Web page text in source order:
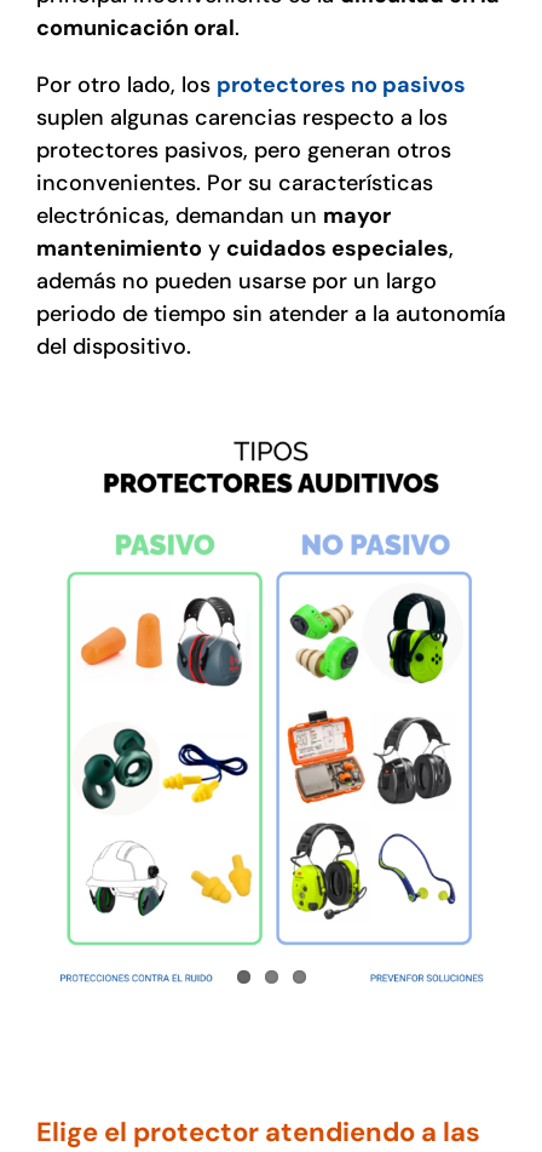
comunicación oral.
Por otro lado, los protectores no pasivos
suplen algunas carencias respecto a los
protectores pasivos, pero generan otros
inconvenientes. Por su características
electrónicas, demandan un mayor
mantenimiento y cuidados especiales,
además no pueden usarse por un largo
periodo de tiempo sin atender a la autonomía
del dispositivo.
Elige el protector atendiendo a las